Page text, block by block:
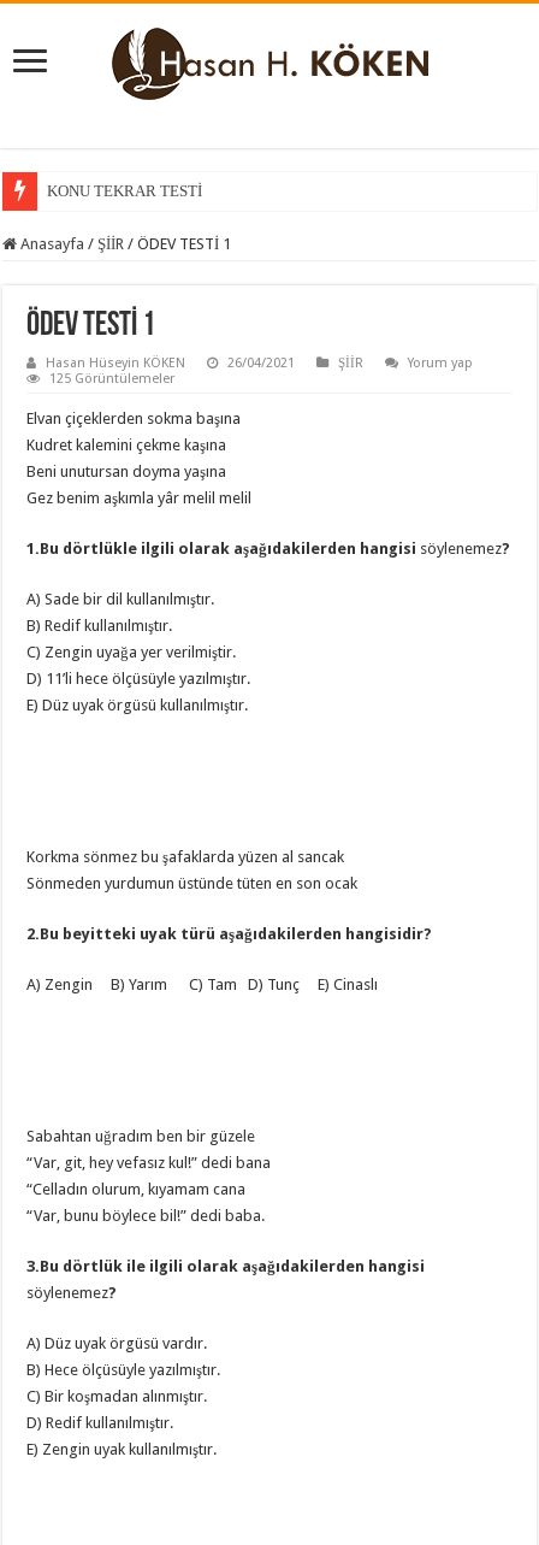
KONU TEKRAR TESTİ
KONU KAVRAMA TESTİ
Anasayfa / ŞİİR / ÖDEV TESTİ 1
ÖDEV TESTİ 1
Hasan Hüseyin KÖKEN 26/04/2021 ŞİİR
Yorum yap
125 Görüntülemeler
Elvan çiçeklerden sokma başına
Kudret kalemini çekme kaşına
Beni unutursan doyma yaşına
Gez benim aşkımla yâr melil melil
1.Bu dörtlükle ilgili olarak aşağıdakilerden hangisi söylenemez?
A) Sade bir dil kullanılmıştır.
B) Redif kullanılmıştır.
C) Zengin uyağa yer verilmiştir.
D) 11’li hece ölçüsüyle yazılmıştır.
E) Düz uyak örgüsü kullanılmıştır.
Korkma sönmez bu şafaklarda yüzen al sancak
Sönmeden yurdumun üstünde tüten en son ocak
2.Bu beyitteki uyak türü aşağıdakilerden hangisidir?
A) Zengin B) Yarım C) Tam D) Tunç E) Cinaslı
Sabahtan uğradım ben bir güzele
“Var, git, hey vefasız kul!” dedi bana
“Celladın olurum, kıyamam cana
“Var, bunu böylece bil!” dedi baba.
3.Bu dörtlük ile ilgili olarak aşağıdakilerden hangisi
söylenemez?
A) Düz uyak örgüsü vardır.
B) Hece ölçüsüyle yazılmıştır.
C) Bir koşmadan alınmıştır.
D) Redif kullanılmıştır.
E) Zengin uyak kullanılmıştır.